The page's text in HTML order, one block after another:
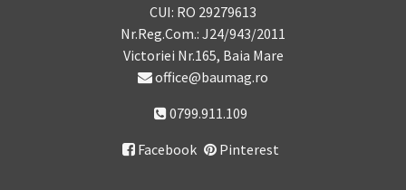
CUI: RO 29279613
Nr.Reg.Com.: J24/943/2011
Victoriei Nr.165, Baia Mare
office@baumag.ro
0799.911.109
 Facebook Pinterest